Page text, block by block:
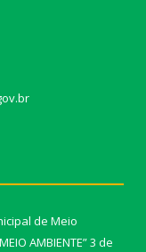
de Meio
AMBIENTE”3 de